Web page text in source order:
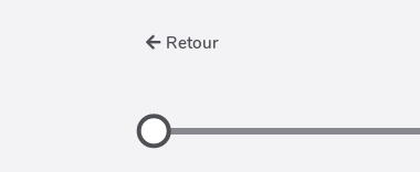
Retour